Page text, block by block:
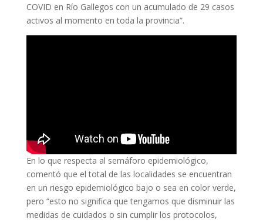
COVID en Río Gallegos con un acumulado de 29 casos
activos al momento en toda la provincia”.
En lo que respecta al semáforo epidemiológico,
comentó que el total de las localidades se encuentran
en un riesgo epidemiológico bajo o sea en color verde,
pero “esto no significa que tengamos que disminuir las
medidas de cuidados o sin cumplir los protocolos,